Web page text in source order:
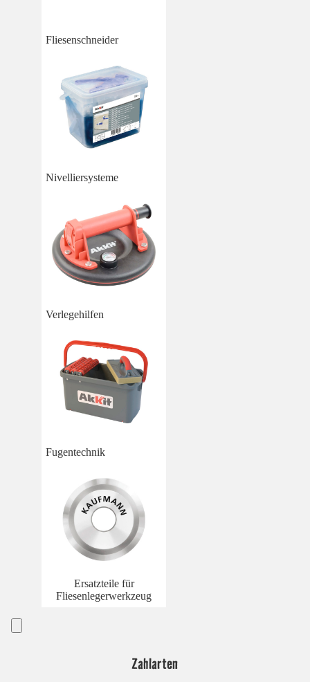
Fliesenschneider
Nivelliersysteme
Verlegehilfen
Fugentechnik
Ersatzteile für
Fliesenlegerwerkzeug
Zahlarten